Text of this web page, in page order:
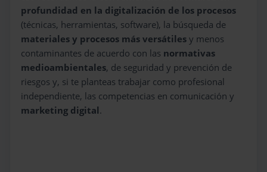
profundidad en la digitalización de los procesos
(técnicas, herramientas, software), la búsqueda de
materiales y procesos más versátiles y menos
contaminantes de acuerdo con las normativas
medioambientales, de seguridad y prevención de
riesgos y, si te planteas trabajar como profesional
independiente, las competencias en comunicación y
marketing digital.